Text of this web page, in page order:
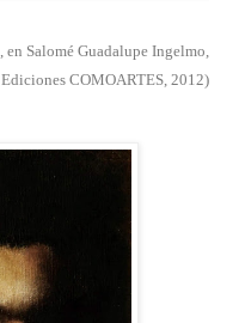
, en Salomé Guadalupe Ingelmo,
, Ediciones COMOARTES, 2012)